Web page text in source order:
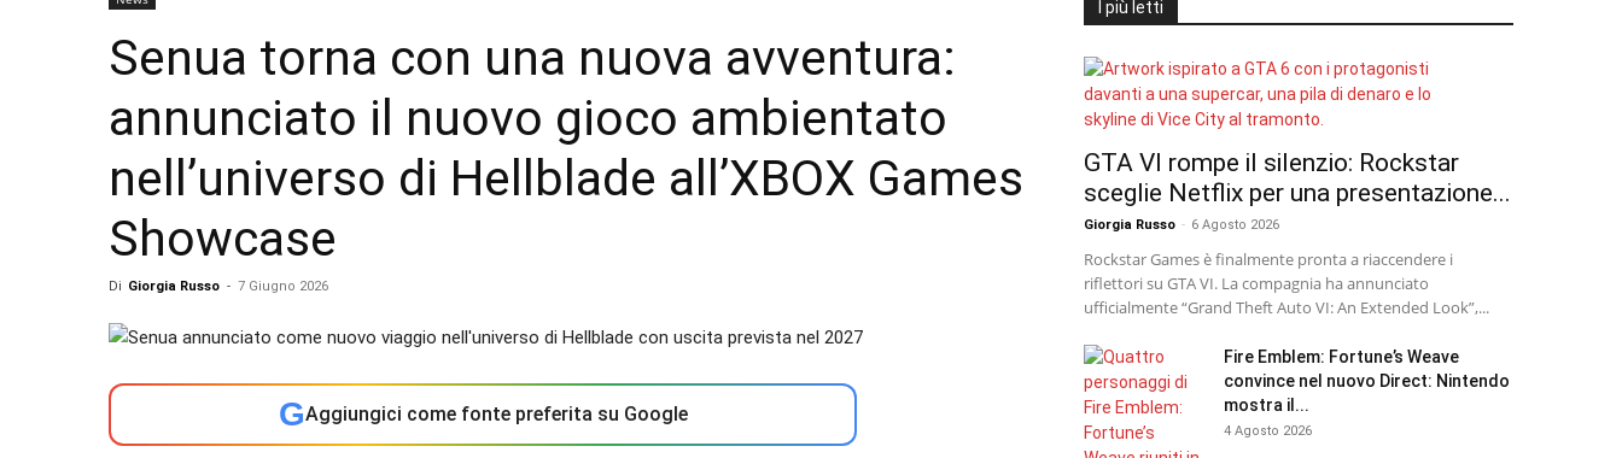
Senua torna con una nuova avventura:
annunciato il nuovo gioco ambientato
nell’universo di Hellblade all’XBOX Games
Showcase
Di Giorgia Russo - 7 Giugno 2026
GAggiungici come fonte preferita su Google
I più letti
GTA VI rompe il silenzio: Rockstar
sceglie Netflix per una presentazione...
Giorgia Russo - 6 Agosto 2026
Rockstar Games è finalmente pronta a riaccendere i
riflettori su GTA VI. La compagnia ha annunciato
ufficialmente “Grand Theft Auto VI: An Extended Look”,...
Fire Emblem: Fortune’s Weave
convince nel nuovo Direct: Nintendo
mostra il...
4 Agosto 2026